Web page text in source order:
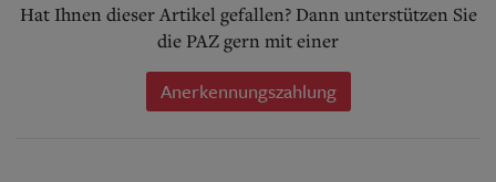
Hat Ihnen dieser Artikel gefallen? Dann unterstützen Sie
die PAZ gern mit einer
Anerkennungszahlung